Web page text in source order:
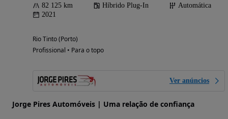
82 125 km Híbrido Plug-In
Automática
2021
Rio Tinto (Porto)
Profissional • Para o topo
Ver anúncios
Jorge Pires Automóveis | Uma relação de confiança